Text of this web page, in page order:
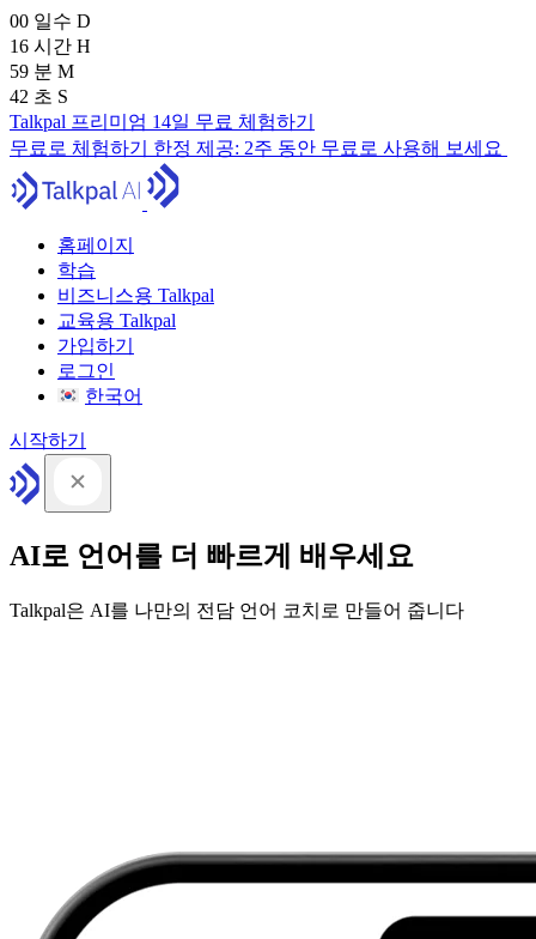
00 일수 D
16 시간 H
59 분 M
41 초 S
Talkpal 프리미엄 14일 무료 체험하기
무료로 체험하기 한정 제공: 2주 동안 무료로 사용해 보세요
홈페이지
학습
비즈니스용 Talkpal
교육용 Talkpal
가입하기
로그인
한국어
시작하기
AI로 언어를 더 빠르게 배우세요
Talkpal은 AI를 나만의 전담 언어 코치로 만들어 줍니다